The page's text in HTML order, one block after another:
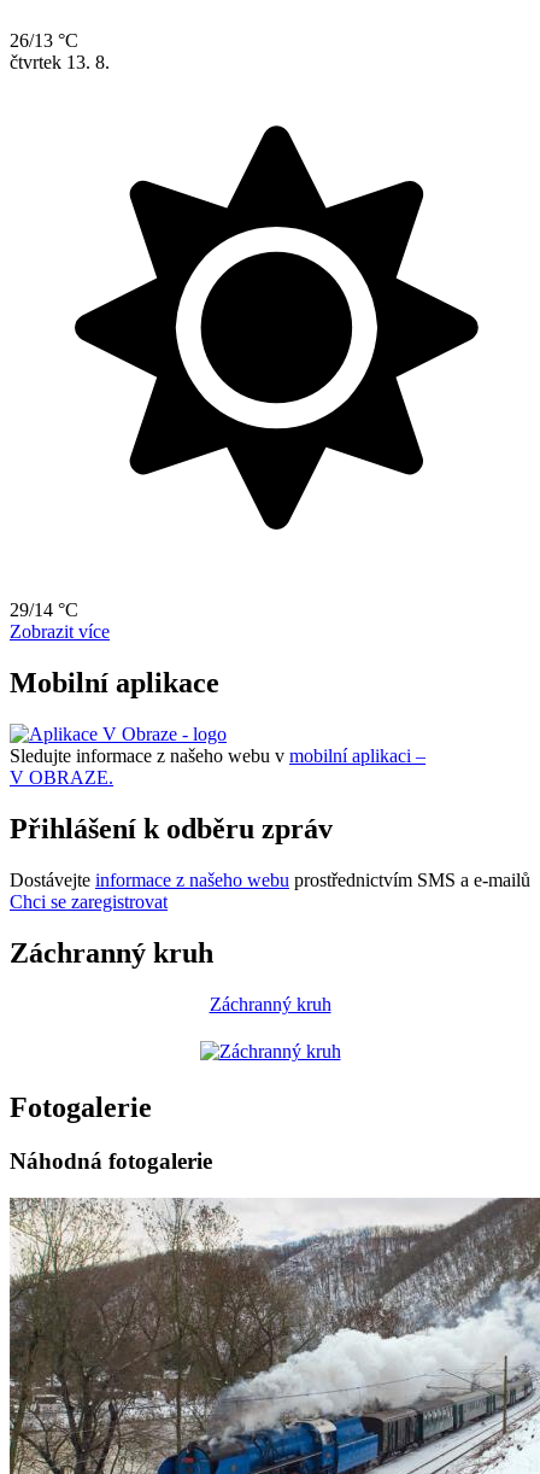
26/13 °C
čtvrtek 13. 8.
29/14 °C
Zobrazit více
Mobilní aplikace
Sledujte informace z našeho webu v mobilní aplikaci –
V OBRAZE.
Přihlášení k odběru zpráv
Dostávejte informace z našeho webu prostřednictvím SMS a e-mailů
Chci se zaregistrovat
Záchranný kruh
Záchranný kruh
Fotogalerie
Náhodná fotogalerie